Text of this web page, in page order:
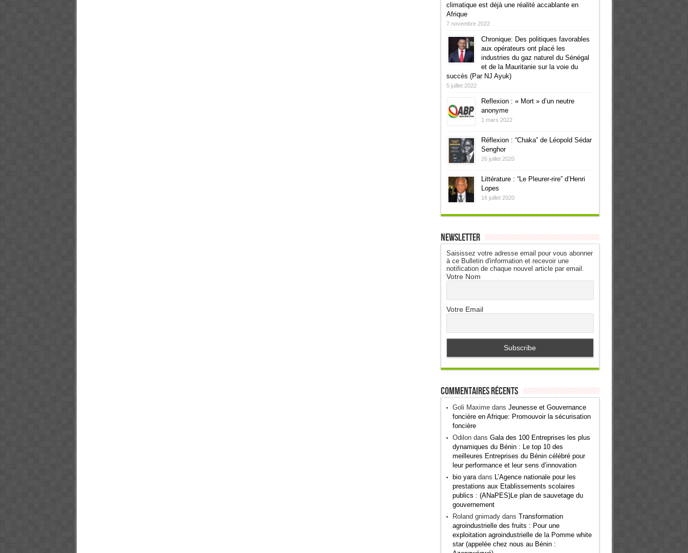
climatique est déjà une réalité accablante en
Afrique
7 novembre 2022
Chronique: Des politiques favorables
aux opérateurs ont placé les
industries du gaz naturel du Sénégal
et de la Mauritanie sur la voie du
succès (Par NJ Ayuk)
5 juillet 2022
Reflexion : « Mort » d’un neutre
anonyme
1 mars 2022
Réflexion : “Chaka” de Léopold Sédar
Senghor
26 juillet 2020
Littérature : “Le Pleurer-rire” d’Henri
Lopes
16 juillet 2020
Newsletter
Saisissez votre adresse email pour vous abonner
à ce Bulletin d'information et recevoir une
notification de chaque nouvel article par email.
Votre Nom
Votre Email
Commentaires récents
Goli Maximedans Jeunesse et Gouvernance
foncière en Afrique: Promouvoir la sécurisation
foncière
Odilondans Gala des 100 Entreprises les plus
dynamiques du Bénin : Le top 10 des
meilleures Entreprises du Bénin célébré pour
leur performance et leur sens d’innovation
bio yaradans L’Agence nationale pour les
prestations aux Etablissements scolaires
publics : (ANaPES)Le plan de sauvetage du
gouvernement
Roland gnimadydans Transformation
agroindustrielle des fruits : Pour une
exploitation agroindustrielle de la Pomme white
star (appelée chez nous au Bénin :